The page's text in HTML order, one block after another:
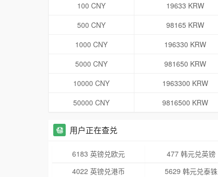
100 CNY
19633 KRW
500 CNY
98165 KRW
1000 CNY
196330 KRW
5000 CNY
981650 KRW
10000 CNY
1963300 KRW
50000 CNY
9816500 KRW
用户正在查兑
6183 英镑兑欧元 477 韩元兑英镑
4022 英镑兑港币
5629 韩元兑泰铢